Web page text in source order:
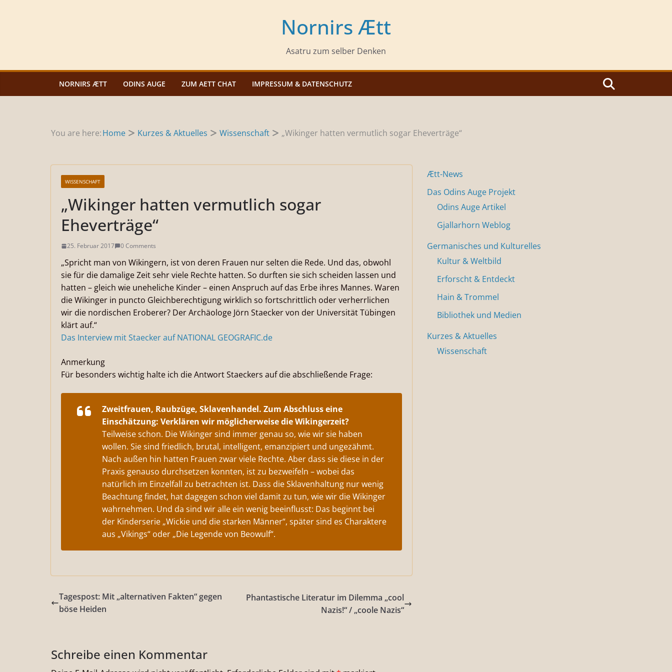
Nornirs Ætt
Asatru zum selber Denken
NORNIRS ÆTT ODINS AUGE ZUM AETT CHAT IMPRESSUM & DATENSCHUTZ
You are here:Home Kurzes & Aktuelles Wissenschaft „Wikinger hatten vermutlich sogar Eheverträge“
WISSENSCHAFT
„Wikinger hatten vermutlich sogar
Eheverträge“
25. Februar 2017 0 Comments
„Spricht man von Wikingern, ist von deren Frauen nur selten die Rede. Und das, obwohl
sie für die damalige Zeit sehr viele Rechte hatten. So durften sie sich scheiden lassen und
hatten – gleich wie uneheliche Kinder – einen Anspruch auf das Erbe ihres Mannes. Waren
die Wikinger in puncto Gleichberechtigung wirklich so fortschrittlich oder verherrlichen
wir die nordischen Eroberer? Der Archäologe Jörn Staecker von der Universität Tübingen
klärt auf.“
Das Interview mit Staecker auf NATIONAL GEOGRAFIC.de
Anmerkung
Für besonders wichtig halte ich die Antwort Staeckers auf die abschließende Frage:
Zweitfrauen, Raubzüge, Sklavenhandel. Zum Abschluss eine
Einschätzung: Verklären wir möglicherweise die Wikingerzeit?
Teilweise schon. Die Wikinger sind immer genau so, wie wir sie haben
wollen. Sie sind friedlich, brutal, intelligent, emanzipiert und ungezähmt.
Nach außen hin hatten Frauen zwar viele Rechte. Aber dass sie diese in der
Praxis genauso durchsetzen konnten, ist zu bezweifeln – wobei das
natürlich im Einzelfall zu betrachten ist. Dass die Sklavenhaltung nur wenig
Beachtung findet, hat dagegen schon viel damit zu tun, wie wir die Wikinger
wahrnehmen. Und da sind wir alle ein wenig beeinflusst: Das beginnt bei
der Kinderserie „Wickie und die starken Männer“, später sind es Charaktere
aus „Vikings“ oder „Die Legende von Beowulf“.
Tagespost: Mit „alternativen Fakten“ gegen
böse Heiden
Phantastische Literatur im Dilemma „cool
Nazis!“ / „coole Nazis“
Schreibe einen Kommentar
Ætt-News
Das Odins Auge Projekt
Odins Auge Artikel
Gjallarhorn Weblog
Germanisches und Kulturelles
Kultur & Weltbild
Erforscht & Entdeckt
Hain & Trommel
Bibliothek und Medien
Kurzes & Aktuelles
Wissenschaft